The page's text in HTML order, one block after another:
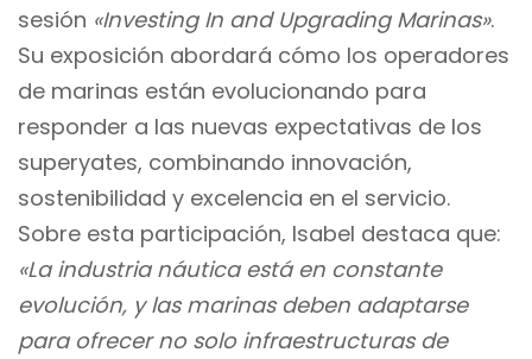
sesión «Investing In and Upgrading Marinas».
Su exposición abordará cómo los operadores
de marinas están evolucionando para
responder a las nuevas expectativas de los
superyates, combinando innovación,
sostenibilidad y excelencia en el servicio.
Sobre esta participación, Isabel destaca que:
«La industria náutica está en constante
evolución, y las marinas deben adaptarse
para ofrecer no solo infraestructuras de